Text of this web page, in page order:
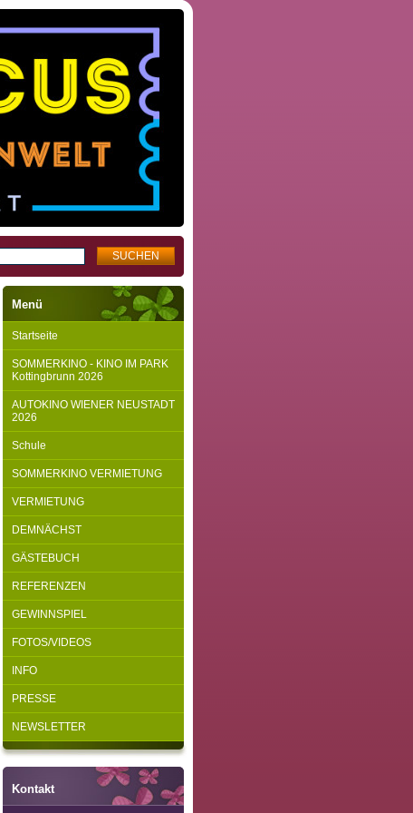
Menü
Startseite
SOMMERKINO - KINO IM PARK
Kottingbrunn 2026
AUTOKINO WIENER NEUSTADT
2026
Schule
SOMMERKINO VERMIETUNG
VERMIETUNG
DEMNÄCHST
GÄSTEBUCH
REFERENZEN
GEWINNSPIEL
FOTOS/VIDEOS
INFO
PRESSE
NEWSLETTER
Kontakt